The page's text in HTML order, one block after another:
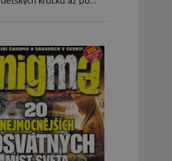
reaguje na každou etapu
života a specifické potřeby
dítěte. Pro nejmenší je
klíčová jednoduchost,
měkkost a bezpečí, proto
by pokoj miminka měl
působit především klidně a
útulně. Předškolní věk je